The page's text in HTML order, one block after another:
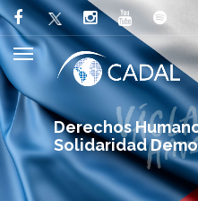
Derechos
Solidaridad